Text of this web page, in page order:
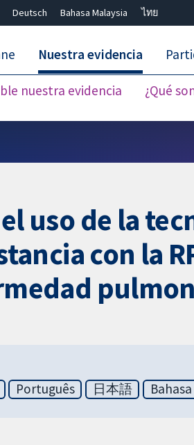
Deutsch Bahasa Malaysia
ไทย
Nuestra evidencia
nuestra evidencia ¿Qué
uso de la
con la
Português 日本語